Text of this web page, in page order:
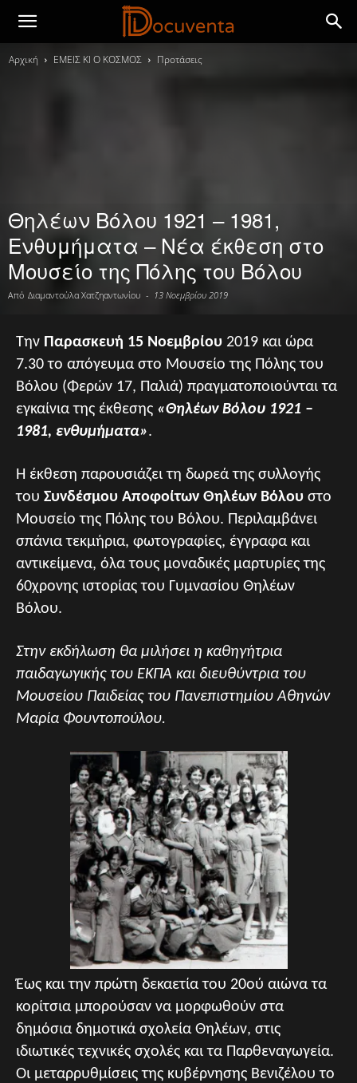
Αρχική ΕΜΕΙΣ ΚΙ Ο ΚΟΣΜΟΣ Προτάσεις
Θηλέων Βόλου 1921 – 1981,
Ενθυμήματα – Νέα έκθεση στο
Μουσείο της Πόλης του Βόλου
Από Διαμαντούλα Χατζηαντωνίου - 13 Νοεμβρίου 2019
Την Παρασκευή 15 Νοεμβρίου 2019 και ώρα
7.30 το απόγευμα στο Μουσείο της Πόλης του
Βόλου (Φερών 17, Παλιά) πραγματοποιούνται τα
εγκαίνια της έκθεσης «Θηλέων Βόλου 1921 –
1981, ενθυμήματα».
Η έκθεση παρουσιάζει τη δωρεά της συλλογής
του Συνδέσμου Αποφοίτων Θηλέων Βόλου στο
Μουσείο της Πόλης του Βόλου. Περιλαμβάνει
σπάνια τεκμήρια, φωτογραφίες, έγγραφα και
αντικείμενα, όλα τους μοναδικές μαρτυρίες της
60χρονης ιστορίας του Γυμνασίου Θηλέων
Βόλου.
Στην εκδήλωση θα μιλήσει η καθηγήτρια
παιδαγωγικής του ΕΚΠΑ και διευθύντρια του
Μουσείου Παιδείας του Πανεπιστημίου Αθηνών
Μαρία Φουντοπούλου.
Έως και την πρώτη δεκαετία του 20ού αιώνα τα
κορίτσια μπορούσαν να μορφωθούν στα
δημόσια δημοτικά σχολεία Θηλέων, στις
ιδιωτικές τεχνικές σχολές και τα Παρθεναγωγεία.
Οι μεταρρυθμίσεις της κυβέρνησης Βενιζέλου το